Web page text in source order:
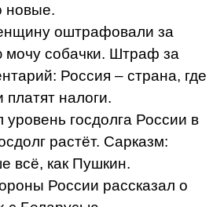
новые.
оштрафовали за
мочу собачки. Штраф за
Россия – страна, где
платят налоги.
госдолга России в
растёт. Сарказм:
всё, как Пушкин.
России рассказал о